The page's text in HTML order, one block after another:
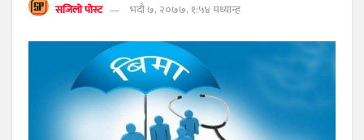
सजिलो पोस्ट भदौ ७, २०७७, १:५४ मध्यान्ह